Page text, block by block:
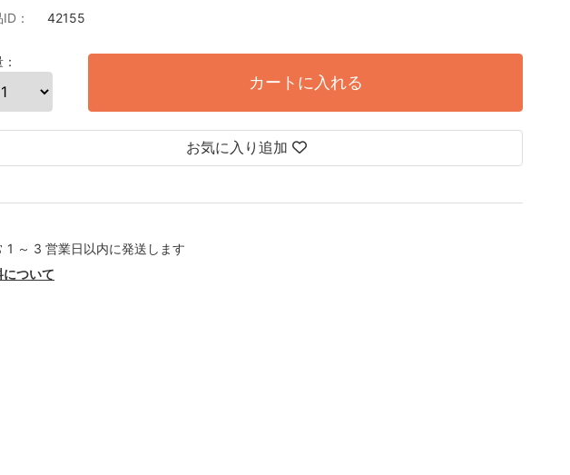
： 42155
カートに入れる
お気に入り追加
1 ～ 3 営業日以内に発送します
について